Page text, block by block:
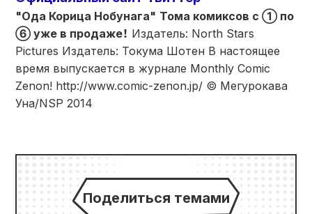
"Ода Корица Нобунага" Тома комиксов с ① по
⑥ уже в продаже！ Издатель: North Stars
Pictures Издатель: Токума Шотен В настоящее
время выпускается в журнале Monthly Comic
Zenon! http://www.comic-zenon.jp/ © Мегурокава
Уна/NSP 2014
Поделиться темами